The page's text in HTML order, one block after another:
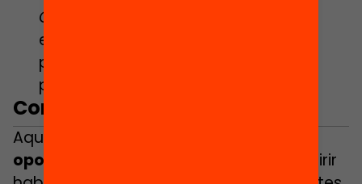
Contingut
emocions com l’estrès i l’ansietat,
promovent l’autocura i el benestar
personal.
Com participar-hi?
Aquest cicle de tallers ofereix una
oportunitat única
on formar-se i adquirir